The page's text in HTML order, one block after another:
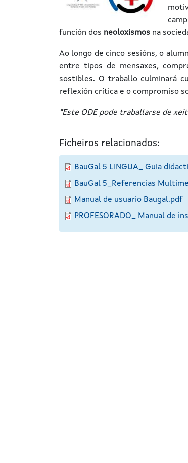
función dos neoloxismos na
Ao longo de cinco sesións, o
entre tipos de mensaxes,
sostibles. O traballo culminará
reflexión crítica e o compromiso
*Este ODE pode traballarse de
Ficheiros relacionados:
BauGal 5 LINGUA_ Guia
BauGal 5_Referencias
Manual de usuario Baugal.pdf
PROFESORADO_ Manual de